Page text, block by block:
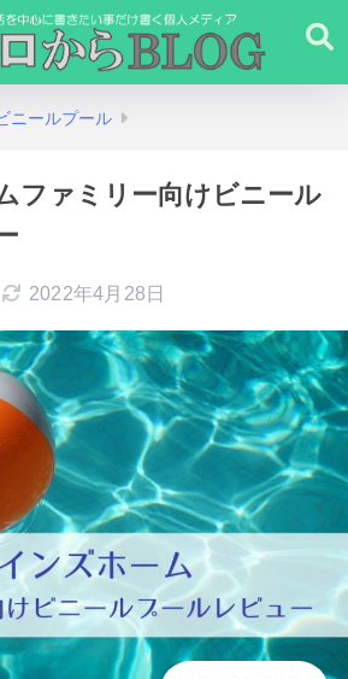
ニールプール
ファミリー向けビニール
2022年4月28日